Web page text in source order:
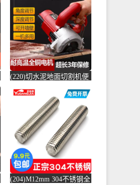
(220)切水泥地面切割机便
便携式电-水泥切割机
(simtone旗舰店仅售123.75
(204)M12mm 304不锈钢全